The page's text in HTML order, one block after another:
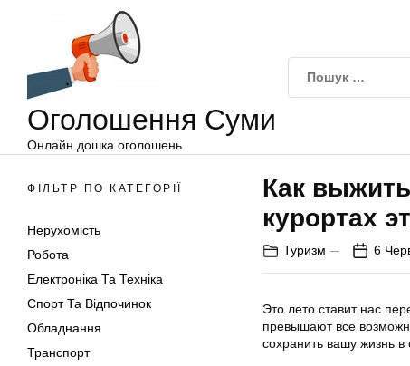
Оголошення Суми
Онлайн дошка оголошень
ФІЛЬТР ПО КАТЕГОРІЇ
Нерухомість
Робота
Електроніка Та Техніка
Спорт Та Відпочинок
Обладнання
Транспорт
Как
курортах
Туризм 6
Это лето ставит нас
превышают все
сохранить вашу жизнь в